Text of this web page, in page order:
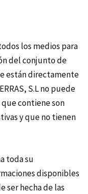
los medios para
del conjunto de
están directamente
S.L no puede
contiene son
y que no tienen
toda su
disponibles
ser hecha de las